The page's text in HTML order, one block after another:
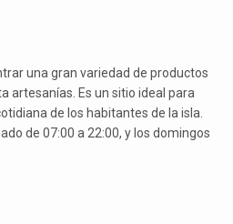
una gran variedad de productos
artesanías. Es un sitio ideal para
de los habitantes de la isla.
de 07:00 a 22:00, y los domingos